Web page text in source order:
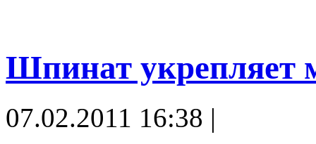
Шпинат
07.02.2011 16:38 |